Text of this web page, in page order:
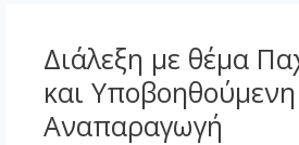
Διάλεξη με θέμα
και Υποβοηθούμενη
Αναπαραγωγή